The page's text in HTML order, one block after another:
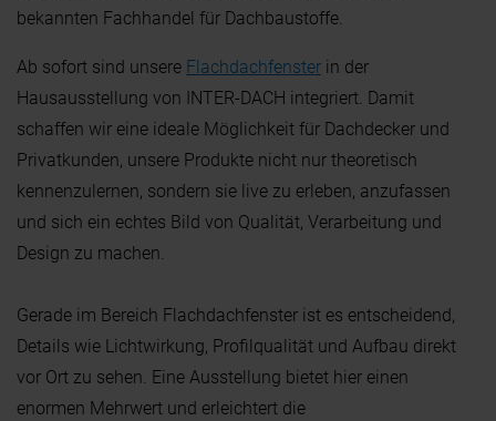
bekannten Fachhandel für Dachbaustoffe.
Ab sofort sind unsere Flachdachfenster in der
Hausausstellung von INTER-DACH integriert. Damit
schaffen wir eine ideale Möglichkeit für Dachdecker und
Privatkunden, unsere Produkte nicht nur theoretisch
kennenzulernen, sondern sie live zu erleben, anzufassen
und sich ein echtes Bild von Qualität, Verarbeitung und
Design zu machen.
Gerade im Bereich Flachdachfenster ist es entscheidend,
Details wie Lichtwirkung, Profilqualität und Aufbau direkt
vor Ort zu sehen. Eine Ausstellung bietet hier einen
enormen Mehrwert und erleichtert die